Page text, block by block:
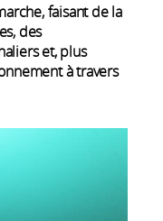
faisant de la
des
et, plus
à travers